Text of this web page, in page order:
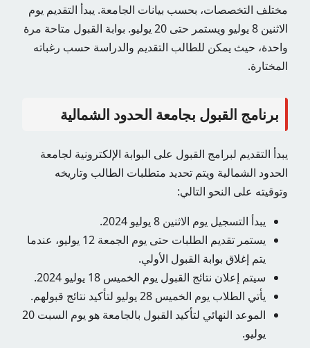
مختلف التخصصات، بحسب بيانات الجامعة. يبدأ التقديم يوم
الاثنين 8 يوليو ويستمر حتى 20 يوليو. بوابة القبول متاحة مرة
واحدة، حيث يمكن للطالب التقديم والدراسة حسب رغباته
المختارة.
برنامج القبول بجامعة الحدود الشمالية
يبدأ التقديم لبرامج القبول على البوابة الإلكترونية لجامعة
الحدود الشمالية ويتم تحديد متطلبات الطالب وتاريخه
وتوقيته على النحو التالي:
يبدأ التسجيل يوم الاثنين 8 يوليو 2024.
يستمر تقديم الطلبات حتى يوم الجمعة 12 يوليو، عندما
يتم إغلاق بوابة القبول الأولي.
سيتم إعلان نتائج القبول يوم الخميس 18 يوليو 2024.
يأتي الطلاب يوم الخميس 28 يوليو لتأكيد نتائج قبولهم.
الموعد النهائي لتأكيد القبول بالجامعة هو يوم السبت 20
يوليو.